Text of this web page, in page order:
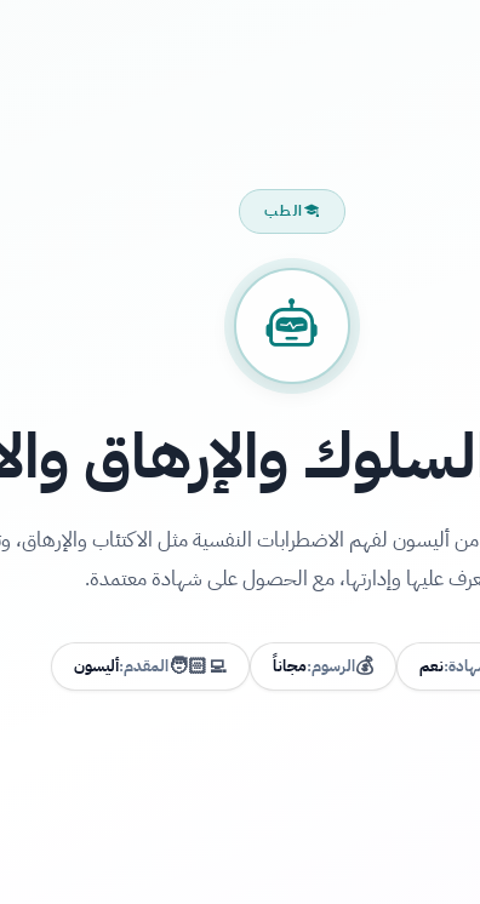
الطب
والإرهاق
من أليسون لفهم الاضطرابات النفسية مثل الاكتئاب والإرهاق،
عليها وإدارتها، مع الحصول على شهادة معتمدة.
نعم 💰الرسوم:مجاناً 🧑🏻‍💻المقدم:أليسون